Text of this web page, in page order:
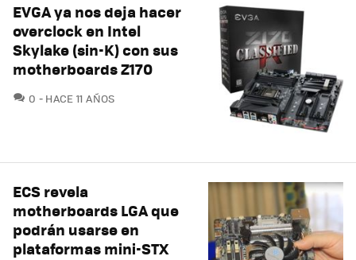
EVGA ya nos deja hacer
overclock en Intel
Skylake (sin-K) con sus
motherboards Z170
0 COMENTARIOS
HACE 11 AÑOS
ECS revela
motherboards LGA que
podrán usarse en
plataformas mini-STX